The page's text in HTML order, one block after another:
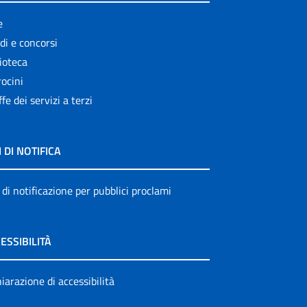
e concorsi
dei servizi a terzi
DI NOTIFICA
notificazione per pubblici proclami
di accessibilità